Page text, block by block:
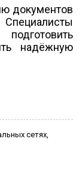
документов
надёжную
сетях,